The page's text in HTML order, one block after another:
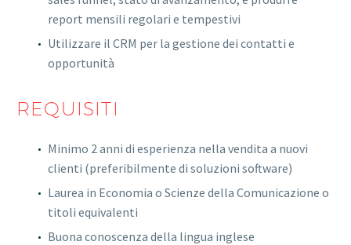
report mensili regolari e tempestivi
Utilizzare il CRM per la gestione dei contatti e
opportunità
REQUISITI
Minimo 2 anni di esperienza nella vendita a nuovi
clienti (preferibilmente di soluzioni software)
Laurea in Economia o Scienze della Comunicazione o
titoli equivalenti
Buona conoscenza della lingua inglese